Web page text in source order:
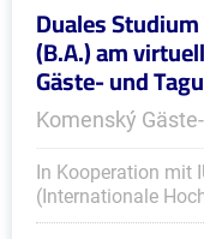
Duales
(B.A.) am
Gäste- und
Komenský
In Kooperation mit
(Internationale